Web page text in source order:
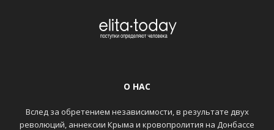
О НАС
Вслед за обретением независимости, в результате двух
революций, аннексии Крыма и кровопролития на Донбассе